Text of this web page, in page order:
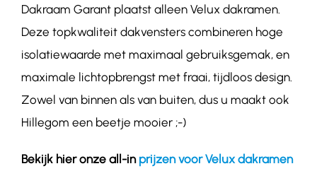
Dakraam Garant plaatst alleen Velux dakramen.
Deze topkwaliteit dakvensters combineren hoge
isolatiewaarde met maximaal gebruiksgemak, en
maximale lichtopbrengst met fraai, tijdloos design.
Zowel van binnen als van buiten, dus u maakt ook
Hillegom een beetje mooier ;-)
Bekijk hier onze all-in prijzen voor Velux dakramen